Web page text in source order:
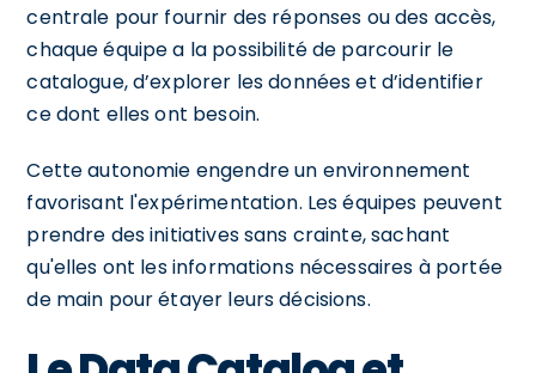
centrale pour fournir des réponses ou des accès,
chaque équipe a la possibilité de parcourir le
catalogue, d’explorer les données et d’identifier
ce dont elles ont besoin.
Cette autonomie engendre un environnement
favorisant l'expérimentation. Les équipes peuvent
prendre des initiatives sans crainte, sachant
qu'elles ont les informations nécessaires à portée
de main pour étayer leurs décisions.